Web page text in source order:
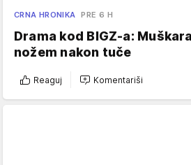
CRNA HRONIKA PRE 6 H
Drama kod BIGZ-a:
nožem nakon tuče
Reaguj Komentariši